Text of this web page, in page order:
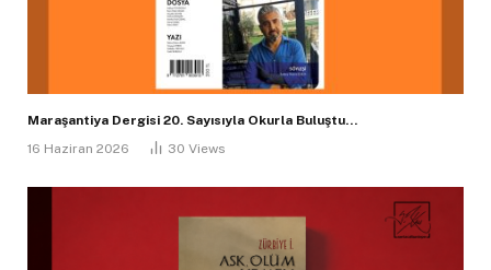
Maraşantiya Dergisi 20. Sayısıyla Okurla Buluştu…
16 Haziran 2026
30 Views